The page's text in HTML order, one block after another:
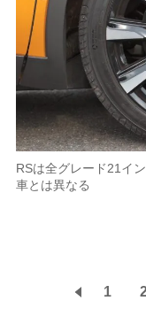
RSは全グレード21イ
車とは異なる
1